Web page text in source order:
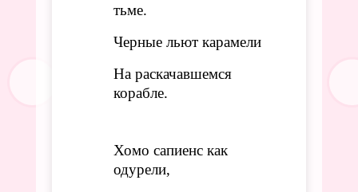
тьме.
Черные льют карамели
На раскачавшемся
корабле.
Хомо сапиенс как
одурели,